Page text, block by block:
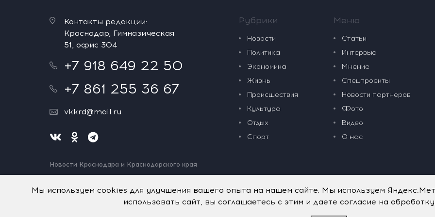
Контакты редакции:
Краснодар, Гимназическая
51, офис 304
+7 918 649 22 50
+7 861 255 36 67
vkkrd@mail.ru
Новости Краснодара и Краснодарского края
Нашли ошибку? Выделите и нажмите Ctrl+Enter.
Рубрики
Новости
Политика
Экономика
Жизнь
Происшествия
Культура
Отдых
Спорт
Меню
Статьи
Интервью
Мнение
Спецпроекты
Новости партнеров
Фото
Видео
О нас
Мы используем cookies для улучшения вашего опыта на нашем сайте. Мы используем
использовать сайт, вы соглашаетесь с этим и даете согласие на